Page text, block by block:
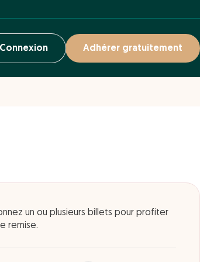
Connexion Adhérer gratuitement
un ou plusieurs billets pour profiter
remise.